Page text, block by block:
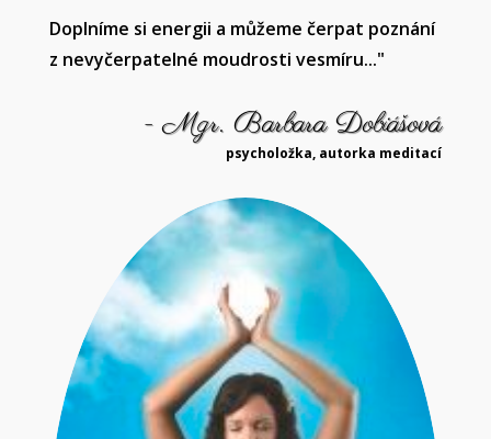
Doplníme si energii a můžeme čerpat poznání
z nevyčerpatelné moudrosti vesmíru..."
- Mgr. Barbara Dobiášová
psycholožka, autorka meditací